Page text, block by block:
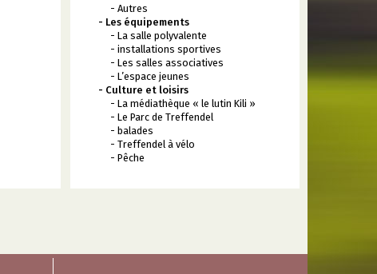
- Autres
- Les équipements
- La salle polyvalente
- installations sportives
- Les salles associatives
- L’espace jeunes
- Culture et loisirs
- La médiathèque « le lutin Kili »
- Le Parc de Treffendel
- balades
- Treffendel à vélo
- Pêche